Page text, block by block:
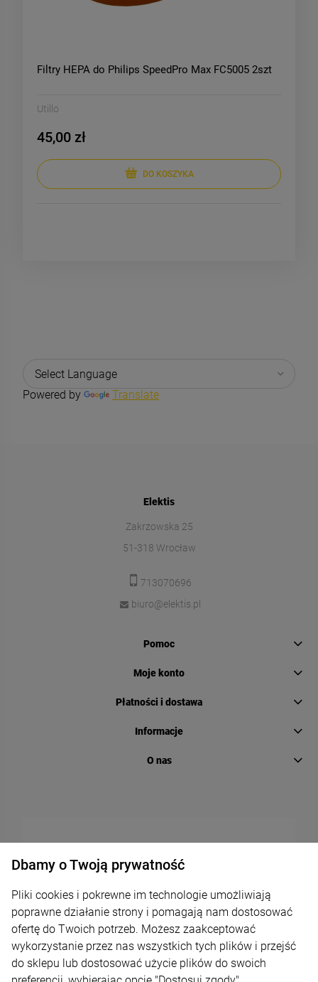
Filtry HEPA do Philips SpeedPro Max FC5005 2szt
Utillo
45,00 zł
DO KOSZYKA
Powered by Translate
Elektis
Zakrzowska 25
51-318 Wrocław
713070696
biuro@elektis.pl
Pomoc
Moje konto
Płatności i dostawa
Informacje
O nas
Dbamy o Twoją prywatność
Pliki cookies i pokrewne im technologie umożliwiają
poprawne działanie strony i pomagają nam dostosować
ofertę do Twoich potrzeb. Możesz zaakceptować
wykorzystanie przez nas wszystkich tych plików i przejść
do sklepu lub dostosować użycie plików do swoich